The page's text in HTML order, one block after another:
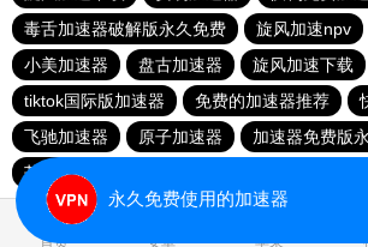
毒舌加速器破解版永久免费
旋风加速npv
小美加速器
盘古加速器 旋风加速下载
tiktok国际版加速器
免费的加速器推荐
飞驰加速器
原子加速器
加速器免费版
芒果加速器下载
首页 安卓 苹果
永久免费使用的加速器